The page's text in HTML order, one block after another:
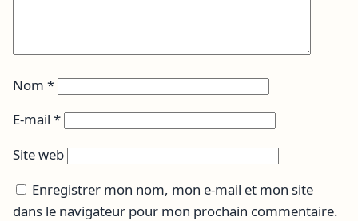
Nom *
E-mail *
Site web
Enregistrer mon nom, mon e-mail et mon site
dans le navigateur pour mon prochain commentaire.